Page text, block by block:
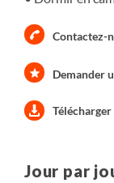
Contactez-
Demander
Jour par